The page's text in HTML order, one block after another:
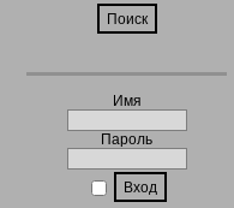
Имя
Пароль